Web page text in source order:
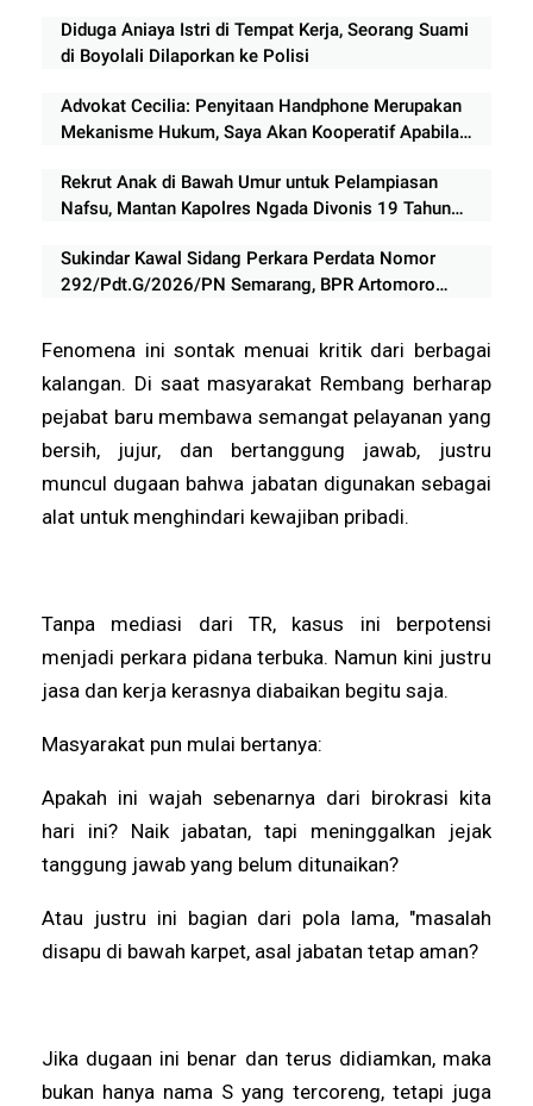
Diduga Aniaya Istri di Tempat Kerja, Seorang Suami
di Boyolali Dilaporkan ke Polisi
Advokat Cecilia: Penyitaan Handphone Merupakan
Mekanisme Hukum, Saya Akan Kooperatif Apabila
Rekrut Anak di Bawah Umur untuk Pelampiasan
Nafsu, Mantan Kapolres Ngada Divonis 19 Tahun
Sukindar Kawal Sidang Perkara Perdata Nomor
292/Pdt.G/2026/PN Semarang, BPR Artomoro
Fenomena ini sontak menuai kritik dari berbagai
kalangan. Di saat masyarakat Rembang berharap
pejabat baru membawa semangat pelayanan yang
bersih, jujur, dan bertanggung jawab, justru
muncul dugaan bahwa jabatan digunakan sebagai
alat untuk menghindari kewajiban pribadi.
Tanpa mediasi dari TR, kasus ini berpotensi
menjadi perkara pidana terbuka. Namun kini justru
jasa dan kerja kerasnya diabaikan begitu saja.
Masyarakat pun mulai bertanya:
Apakah ini wajah sebenarnya dari birokrasi kita
hari ini? Naik jabatan, tapi meninggalkan jejak
tanggung jawab yang belum ditunaikan?
Atau justru ini bagian dari pola lama, "masalah
disapu di bawah karpet, asal jabatan tetap aman?
Jika dugaan ini benar dan terus didiamkan, maka
bukan hanya nama S yang tercoreng, tetapi juga